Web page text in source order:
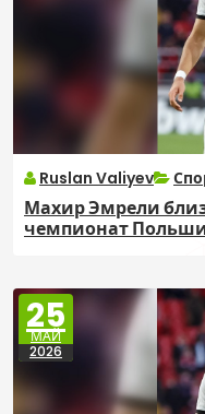
Ruslan Valiyev
Махир Эмрели
чемпионат
25
МАЙ
2026